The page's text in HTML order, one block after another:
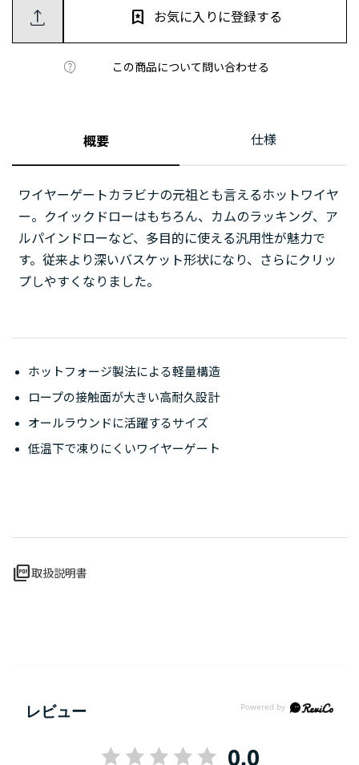
この商品について問い合わせる
お気に入りに登録する
概要 仕様
ワイヤーゲートカラビナの元祖とも言えるホットワイヤ
ー。クイックドローはもちろん、カムのラッキング、ア
ルパインドローなど、多目的に使える汎用性が魅力で
す。従来より深いバスケット形状になり、さらにクリッ
プしやすくなりました。
ホットフォージ製法による軽量構造
ロープの接触面が大きい高耐久設計
オールラウンドに活躍するサイズ
低温下で凍りにくいワイヤーゲート
picture_as_pdf取扱説明書
レビュー
0.0